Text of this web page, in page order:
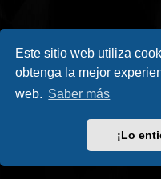
Este sitio web utiliza
obtenga la mejor
web. Saber más
¡Lo